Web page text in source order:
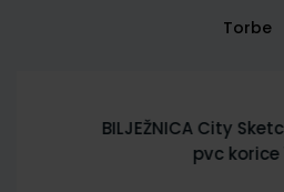
Torbe
BILJEŽNICA City
pvc korice